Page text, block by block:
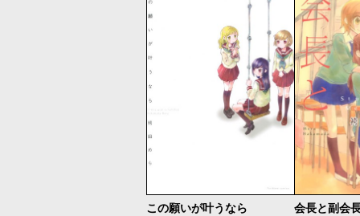
この願いが叶うなら 会長と副会